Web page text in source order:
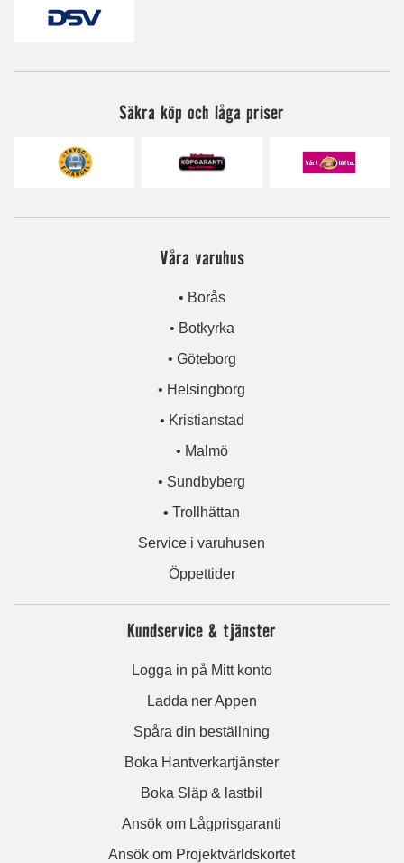
Säkra köp och låga priser
Våra varuhus
• Borås
• Botkyrka
• Göteborg
• Helsingborg
• Kristianstad
• Malmö
• Sundbyberg
• Trollhättan
Service i varuhusen
Öppettider
Kundservice & tjänster
Logga in på Mitt konto
Ladda ner Appen
Spåra din beställning
Boka Hantverkartjänster
Boka Släp & lastbil
Ansök om Lågprisgaranti
Ansök om Projektvärldskortet